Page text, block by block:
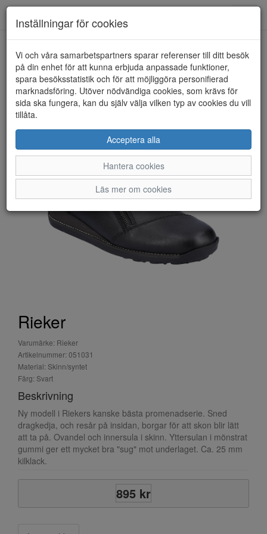
HEM RIEKER
Rieker
Varumärke: Rieker
Artikelnummer: 051031
Material: Skinn/syntet
Färg: Svart
Beskrivning
Ny modell i Riekers kanske bästa promenadserie. Sned
dragkedja, och resår på insidan, borgar för att skon blir lätt
att ta på. Ovandel och innersula i skinn. Yttersulan i mönstrat
gummi ger ett mycket bra "sug" mot underlaget. Ca. 25 mm
kilklack.
895 kr
Inställningar för cookies
Vi och våra samarbetspartners sparar referenser till ditt besök
på din enhet för att kunna erbjuda anpassade funktioner,
spara besöksstatistik och för att möjliggöra personifierad
marknadsföring. Utöver nödvändiga cookies, som krävs för
sida ska fungera, kan du själv välja vilken typ av cookies du vill
tillåta.
Acceptera alla
Hantera cookies
Läs mer om cookies